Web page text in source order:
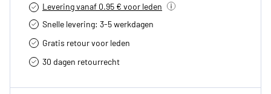
Levering vanaf 0.95 € voor leden
Snelle levering: 3-5 werkdagen
Gratis retour voor leden
30 dagen retourrecht­